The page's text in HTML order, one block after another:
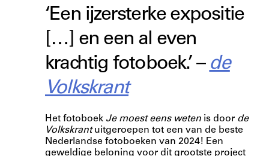
‘Een ijzersterke expositie
[…] en een al even
krachtig fotoboek.’ – de
Volkskrant
Het fotoboek Je moest eens weten is door de
Volkskrantuitgeroepen tot een van de beste
Nederlandse fotoboeken van 2024! Een
geweldige beloning voor dit grootste project